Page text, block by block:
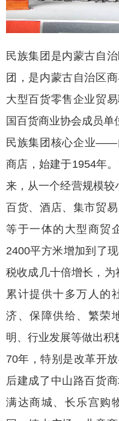
民族集团是内蒙古自
团，是内蒙古自治区
大型百货零售企业贸
国百货商业协会成员单
民族集团核心企业——
商店，始建于1954年
来，从一个经营规模较
百货、酒店、集市贸
等于一体的大型商贸
2400平方米增加到了
税收成几十倍增长，为
累计提供十多万人的
济、保障供给、繁荣
明、行业发展等做出积
70年，特别是改革开
后建成了中山路百货
满达商城、长乐宫购